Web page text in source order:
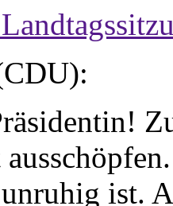
unruhig ist.